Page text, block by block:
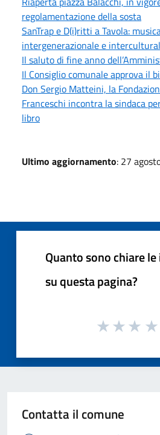
regolamentazione della sosta
SanTrap e D(i)ritti a Tavola:
intergenerazionale e
Il saluto di fine anno
Il Consiglio comunale approva il
Don Sergio Matteini, la
Franceschi incontra la sindaca
libro
Ultimo aggiornamento: 27
Quanto sono chiare
su questa pagina?
Contatta il comune